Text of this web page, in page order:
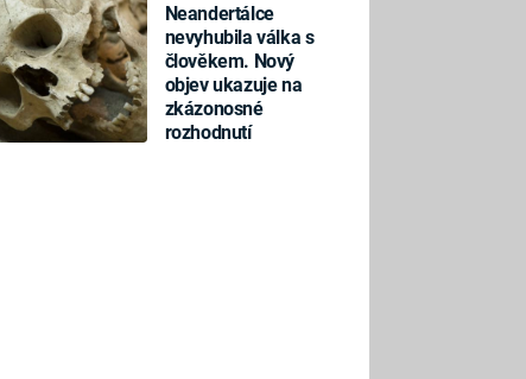
Neandertálce
nevyhubila válka s
člověkem. Nový
objev ukazuje na
zkázonosné
rozhodnutí